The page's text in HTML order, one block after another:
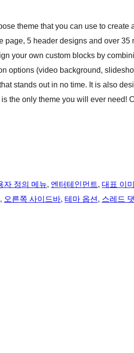
theme that you can use to create
page, 5 header designs and over 35
your own custom blocks by
options (video background,
stands out in no time. It is also
the only theme you will ever need!
자 정의 메뉴, 엔터테인먼트, 대표 이미
, 오른쪽 사이드바, 테마 옵션 , 스레드